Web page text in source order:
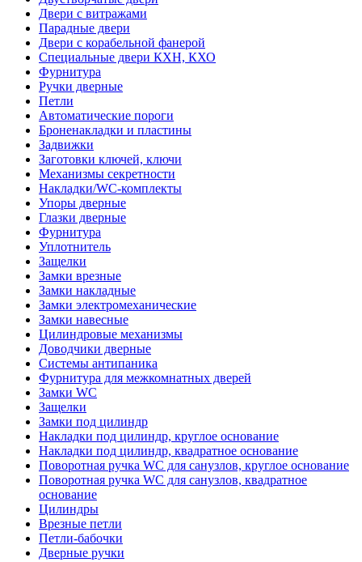
Двери с витражами
Парадные двери
Двери с корабельной фанерой
Специальные двери КХН, КХО
Фурнитура
Ручки дверные
Петли
Автоматические пороги
Броненакладки и пластины
Задвижки
Заготовки ключей, ключи
Механизмы секретности
Накладки/WC-комплекты
Упоры дверные
Глазки дверные
Фурнитура
Уплотнитель
Защелки
Замки врезные
Замки накладные
Замки электромеханические
Замки навесные
Цилиндровые механизмы
Доводчики дверные
Системы антипаника
Фурнитура для межкомнатных дверей
Замки WC
Защелки
Замки под цилиндр
Накладки под цилиндр, круглое основание
Накладки под цилиндр, квадратное основание
Поворотная ручка WC для санузлов, круглое основание
Поворотная ручка WC для санузлов, квадратное
основание
Цилиндры
Врезные петли
Петли-бабочки
Дверные ручки